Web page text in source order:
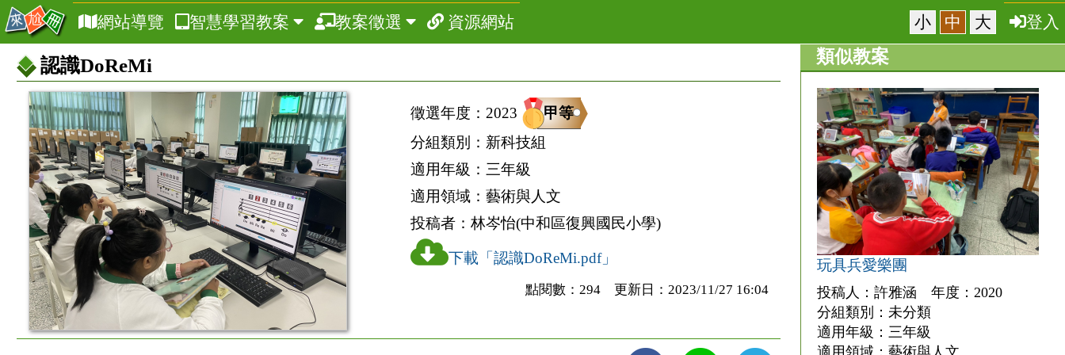
網站導覽 智慧學習教案 教案徵選 資源網站 小 中 大 登入
認識DoReMi
教
案
基
本
資
訊
徵選年度： 2023
甲等
分組類別： 新科技組
適用年級： 三年級
適用領域： 藝術與人文
投稿者： 林岑怡(中和區復興國民小學)
下載「認識DoReMi.pdf」
點閱數：294 更新日：2023/11/27 16:04
類似教案
玩具兵愛樂團
投稿人：許雅涵 年度：2020
分組類別：未分類
適用年級：三年級
適用領域：藝術與人文